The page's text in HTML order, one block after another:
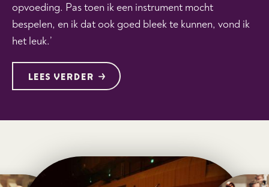
opvoeding. Pas toen ik een instrument mocht
bespelen, en ik dat ook goed bleek te kunnen, vond ik
het leuk.’
LEES VERDER